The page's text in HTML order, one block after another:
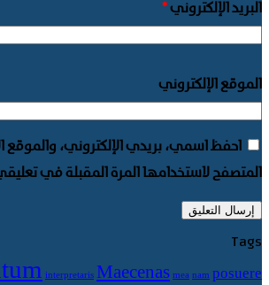
البريد الإلكتروني*
الموقع الإلكتروني
احفظ اسمي، بريدي الإلكتروني، والموقع
المتصفح لاستخدامها المرة المقبلة في
Tags
interpretaris Maecenas mea nam posuere